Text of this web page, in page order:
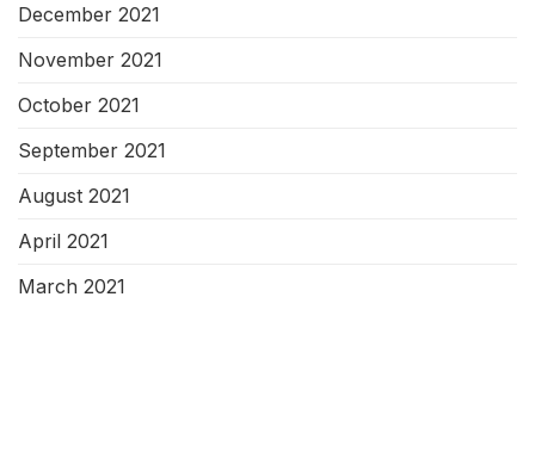
December 2021
November 2021
October 2021
September 2021
August 2021
April 2021
March 2021